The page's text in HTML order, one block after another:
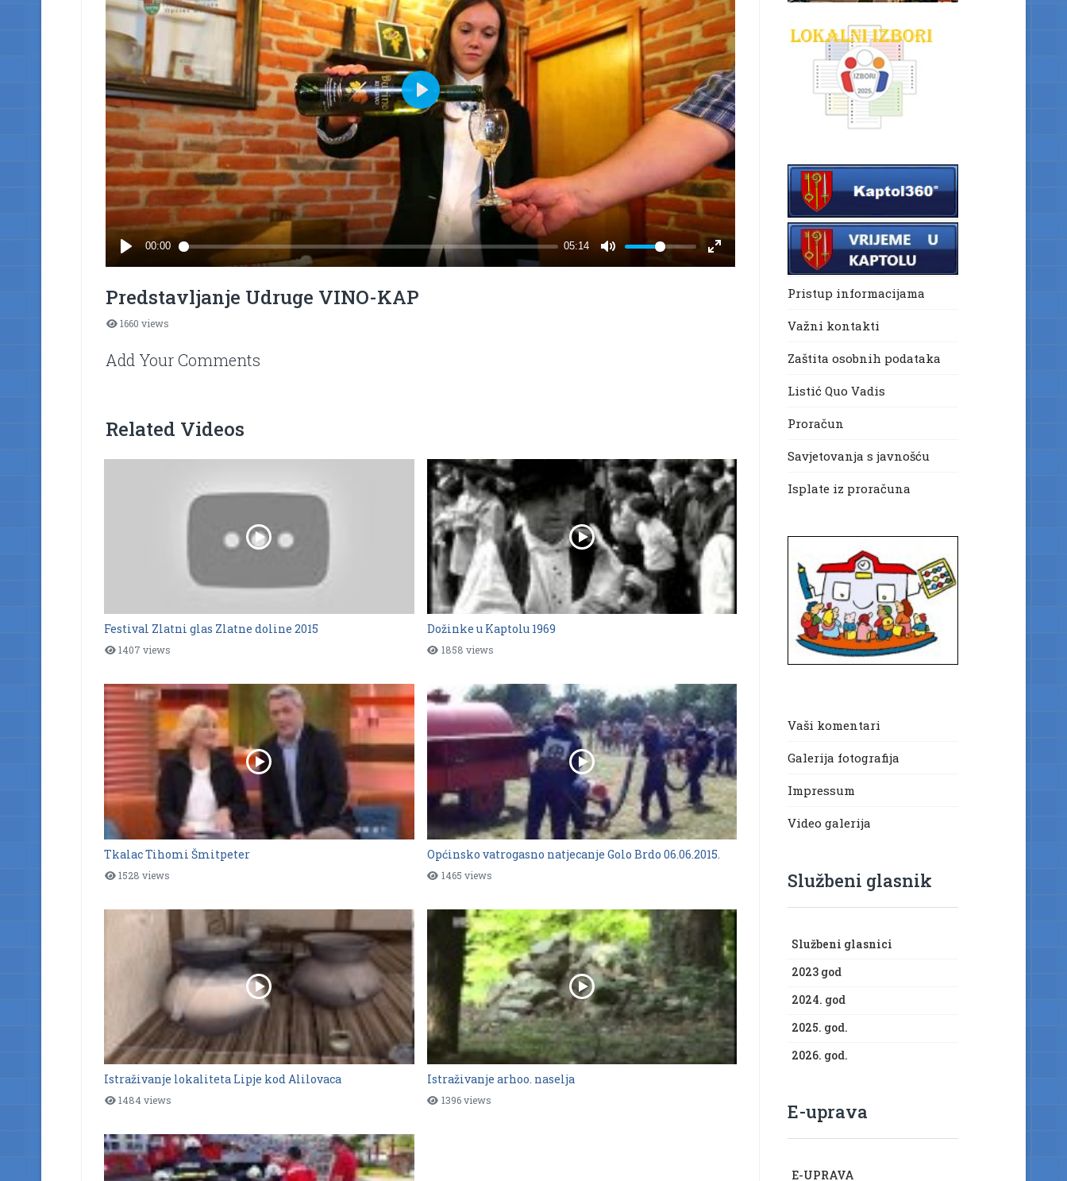
Predstavljanje Udruge VINO-KAP
1660 views
Add Your Comments
Related Videos
Festival Zlatni glas Zlatne doline 2015
1407 views
Dožinke u Kaptolu 1969
1858 views
Tkalac Tihomi Šmitpeter
1528 views
Općinsko vatrogasno natjecanje Golo Brdo 06.06.2015.
1465 views
Istraživanje lokaliteta Lipje kod Alilovaca
1484 views
Istraživanje arhoo. naselja
1396 views
Pristup informacijama
Važni kontakti
Zaštita osobnih podataka
Listić Quo Vadis
Proračun
Savjetovanja s javnošću
Isplate iz proračuna
Vaši komentari
Galerija fotografija
Impressum
Video galerija
Službeni glasnik
Službeni glasnici
2023 god
2024. god
2025. god.
2026. god.
E-uprava
E-UPRAVA